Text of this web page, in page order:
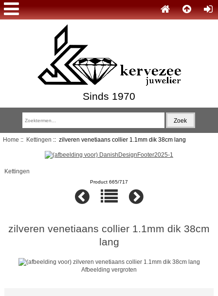
Sinds 1970
Home :: Kettingen :: zilveren venetiaans collier 1.1mm dik 38cm lang
Kettingen
Product 665/717
zilveren venetiaans collier 1.1mm dik 38cm
lang
Afbeelding vergroten